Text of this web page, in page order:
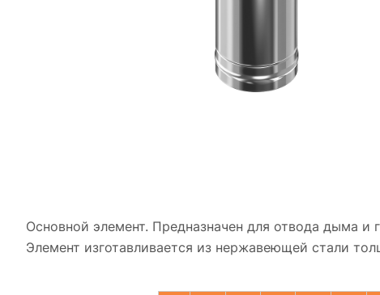
Основной элемент. Предназначен для отвода дыма и
Элемент изготавливается из нержавеющей стали